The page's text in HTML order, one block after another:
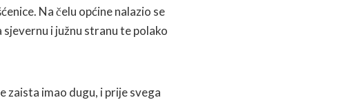
Na čelu općine nalazio se
i južnu stranu te polako
zaista imao dugu, i prije svega